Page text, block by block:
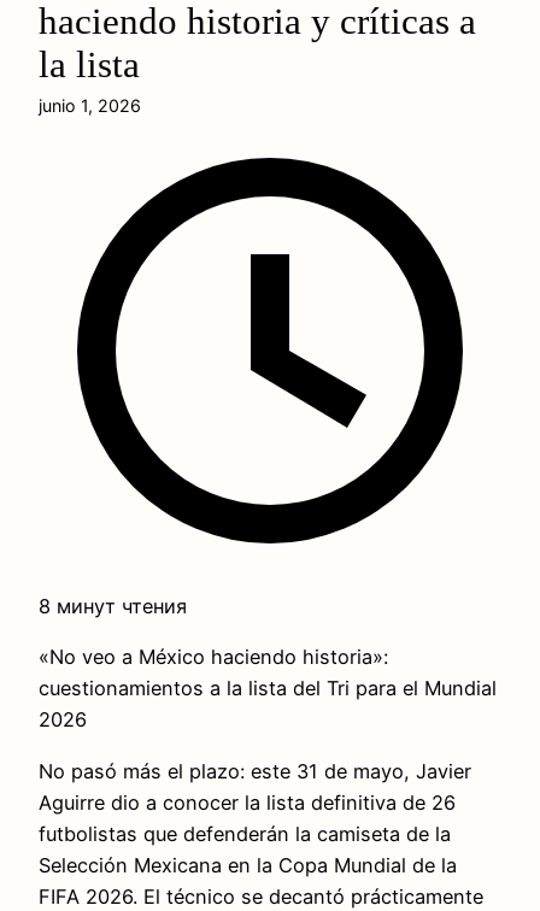
haciendo historia y críticas a
la lista
junio 1, 2026
8 минут чтения
«No veo a México haciendo historia»:
cuestionamientos a la lista del Tri para el Mundial
2026
No pasó más el plazo: este 31 de mayo, Javier
Aguirre dio a conocer la lista definitiva de 26
futbolistas que defenderán la camiseta de la
Selección Mexicana en la Copa Mundial de la
FIFA 2026. El técnico se decantó prácticamente